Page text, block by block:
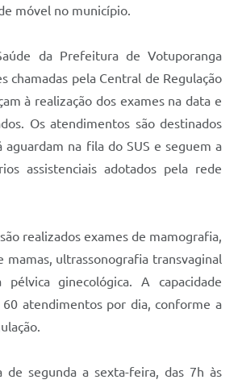
móvel no município.
da Prefeitura de Votuporanga
chamadas pela Central de Regulação
à realização dos exames na data e
Os atendimentos são destinados
aguardam na fila do SUS e seguem a
assistenciais adotados pela rede
realizados exames de mamografia,
mamas, ultrassonografia transvaginal
pélvica ginecológica. A capacidade
atendimentos por dia, conforme a
de segunda a sexta-feira, das 7h às